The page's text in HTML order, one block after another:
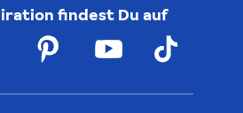
findest Du auf